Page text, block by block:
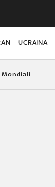
UCRAINA
Mondiali